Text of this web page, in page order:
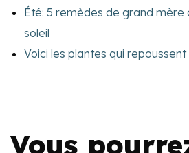
Été: 5 remèdes de grand mère
soleil
Voici les plantes qui
Vous